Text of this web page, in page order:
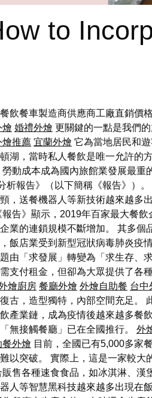
to
飲餐車製造商供應商工廠直銷價
燴 婚禮外燴 更關鍵的一點是我們
燴推薦 宜蘭外燴 它為當地居民和
湖，當時私人餐飲是唯一允許的
動成本成為國內旅館業發展最
析報告》（以下簡稱《報告》）
，送餐機器人等新技術越來越多
報告》顯示，2019年百家最大餐
業的連鎖規模不斷增加。 其多個
飯店業受到新型冠狀病毒肺炎疫
由「求發展」轉變為「求生存、
支付租金，但卻為大眾提供了各
燴廚房 餐廳外燴 外燴自助餐 台中
古，造型獨特，內部空間充足。
產業鏈，成為疫情後越來越多餐
無接觸餐廳」已在全國推行。 外
餐外燴 目前，全國已有5,000多家
以突破。 實際上，這是一家較大
售各種速食食品，如冰淇淋、漢
人等智慧黑科技越來越多出現在